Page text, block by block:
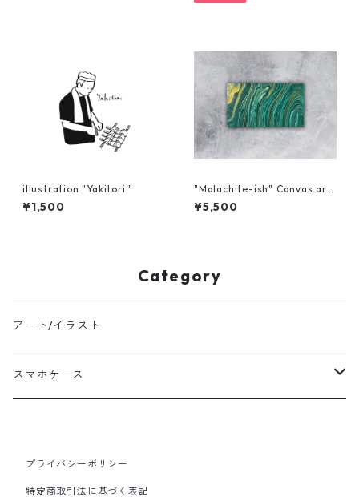
illustration "Yakitori "
¥1,500
"Malachite-ish" Canvas art
-33x19
¥5,500
Category
アート/イラスト
スマホケース
プライバシーポリシー
特定商取引法に基づく表記